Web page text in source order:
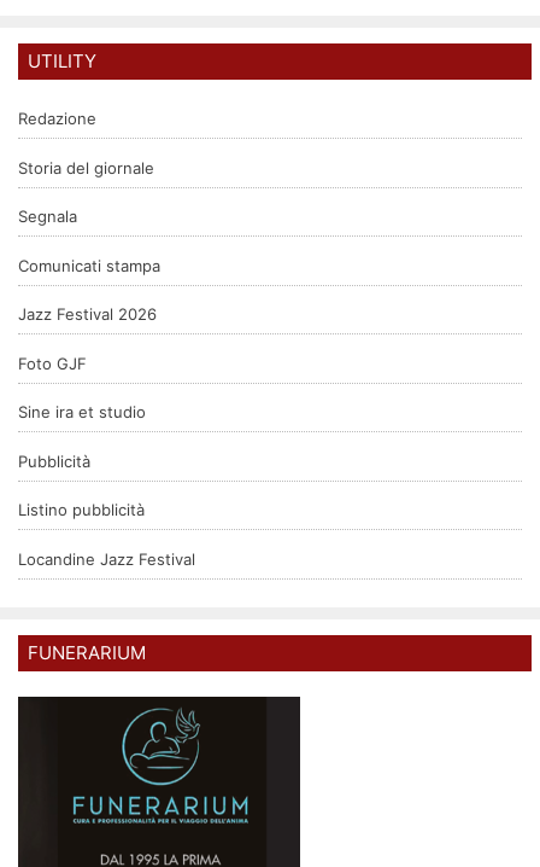
UTILITY
Redazione
Storia del giornale
Segnala
Comunicati stampa
Jazz Festival 2026
Foto GJF
Sine ira et studio
Pubblicità
Listino pubblicità
Locandine Jazz Festival
FUNERARIUM